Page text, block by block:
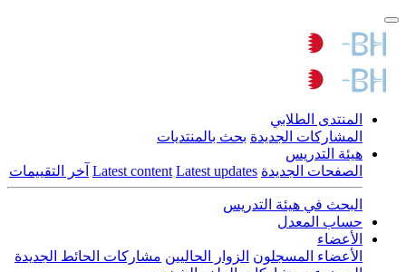
المنتدى الطلابي
المشاركات الجديدة بحث بالمنتديات
هيئة التدريس
الصفحات الجديدة
Latest content Latest updates آخر التقييمات
البحث في هيئة التدريس
حساب المعدل
الأعضاء
الأعضاء المسجلون الزوار الحاليين مشاركات الحائط الجديدة